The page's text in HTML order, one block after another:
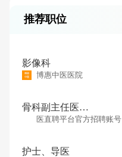
推荐职位
影像科
博惠中医医院
骨科副主任医师（同济大学附属天佑医院）
医直聘平台官方招聘账号
护士、导医